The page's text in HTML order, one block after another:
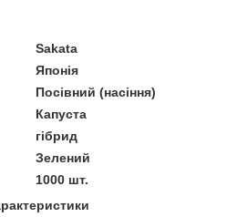
Sakata
Японія
Посівний (насіння)
Капуста
гібрид
Зелений
1000 шт.